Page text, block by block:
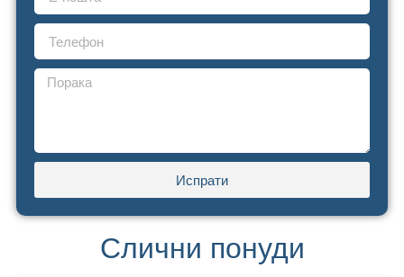
Испрати
Слични понуди